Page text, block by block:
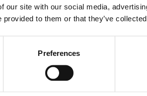
our site with our social media,
provided to them or that they’ve
Preferences
& JavaScript.
to Javascript"
τι μπορώ να κάνω με